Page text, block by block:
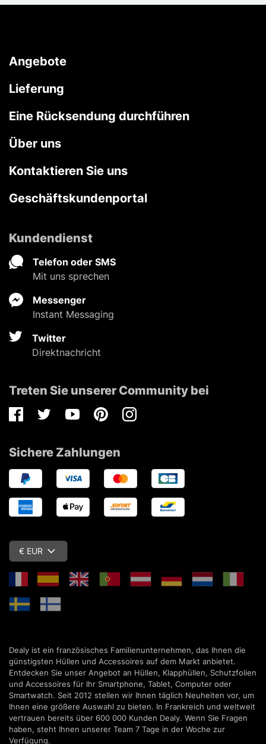
Angebote
Lieferung
Eine Rücksendung durchführen
Über uns
Kontaktieren Sie uns
Geschäftskundenportal
Kundendienst
Telefon oder SMS
Mit uns sprechen
Messenger
Instant Messaging
Twitter
Direktnachricht
Treten Sie unserer Community bei
FacebookTwitterYoutubePinterestInstagram
Sichere Zahlungen
€ EUR
Dealy ist ein französisches Familienunternehmen, das Ihnen die
günstigsten Hüllen und Accessoires auf dem Markt anbietet.
Entdecken Sie unser Angebot an Hüllen, Klapphüllen, Schutzfolien
und Accessoires für Ihr Smartphone, Tablet, Computer oder
Smartwatch. Seit 2012 stellen wir Ihnen täglich Neuheiten vor, um
Ihnen eine größere Auswahl zu bieten. In Frankreich und weltweit
vertrauen bereits über 600 000 Kunden Dealy. Wenn Sie Fragen
haben, steht Ihnen unserer Team 7 Tage in der Woche zur
Verfügung.